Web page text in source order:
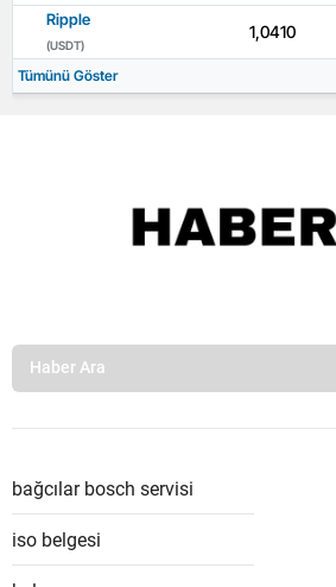
Ripple
(USDT)
1,0410
Tümünü Göster
bağcılar bosch servisi
iso belgesi